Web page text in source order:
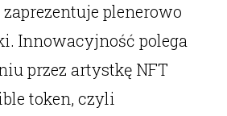
plenerowo
Innowacyjność polega
przez artystkę NFT
token, czyli